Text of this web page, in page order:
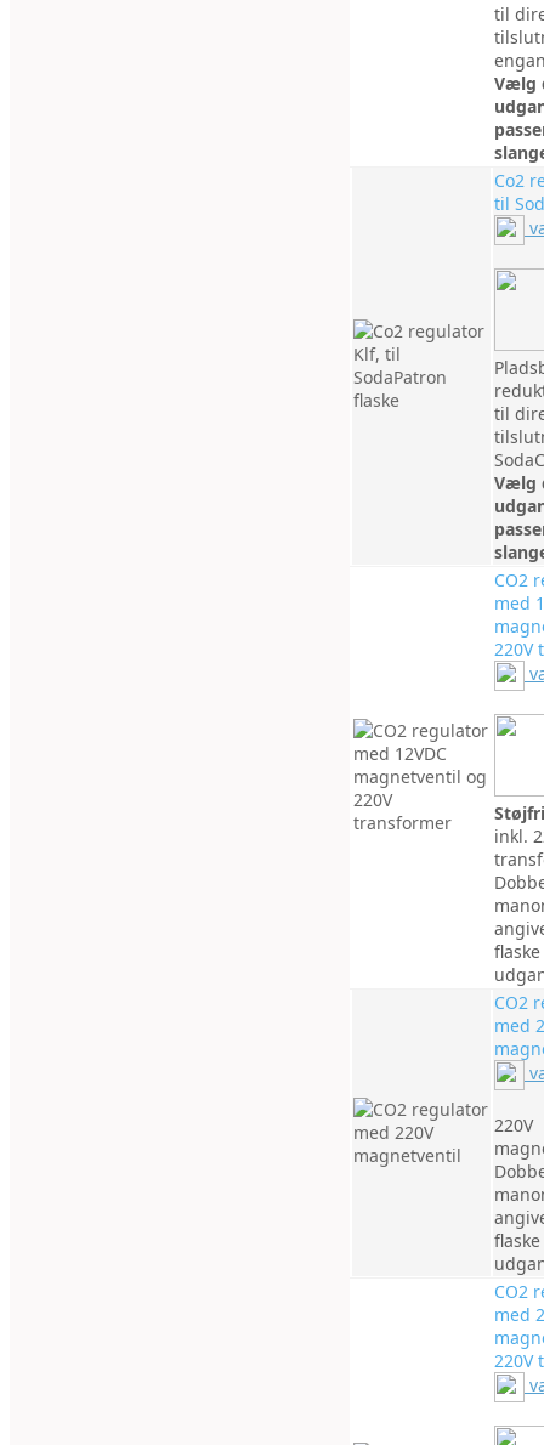
til
Vælg
Co2
til
til
Vælg
CO2
med
220V
inkl.
CO2
med
220V
CO2
med
220V